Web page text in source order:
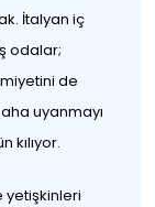
İtalyan iç
odalar;
de
uyanmayı
kılıyor.